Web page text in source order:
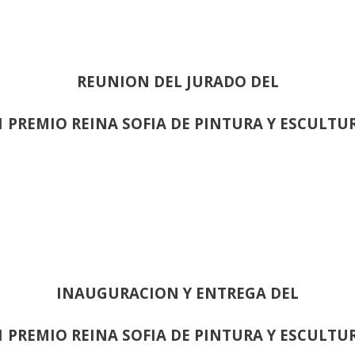
REUNION DEL JURADO DEL
PREMIO REINA SOFIA DE PINTURA Y
INAUGURACION Y ENTREGA DEL
PREMIO REINA SOFIA DE PINTURA Y